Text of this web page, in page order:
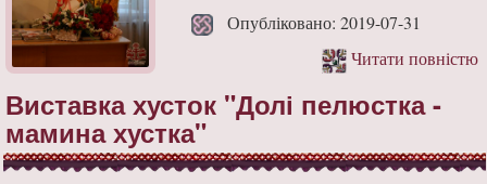
Опубліковано: 2019-07-31
Читати повністю
Виставка хусток "Долі пелюстка -
мамина хустка"